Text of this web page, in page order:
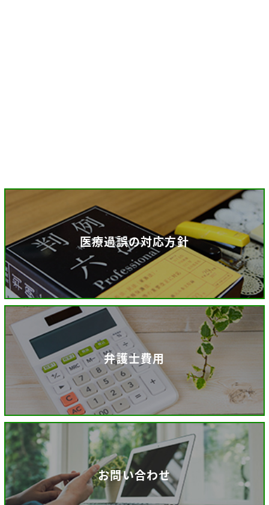
医療過誤の対応方針
弁護士費用
お問い合わせ